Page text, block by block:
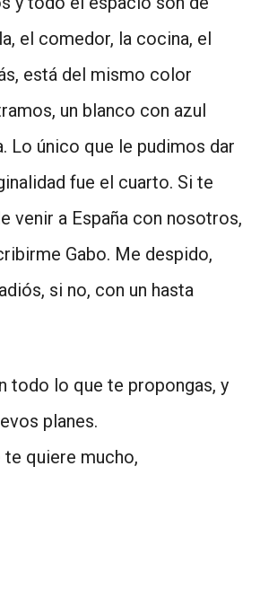
el comedor, la cocina, el
está del mismo color
un blanco con azul
Lo único que le pudimos dar
fue el cuarto. Si te
venir a España con nosotros,
Gabo. Me despido,
si no, con un hasta
todo lo que te propongas, y
planes.
te quiere mucho,